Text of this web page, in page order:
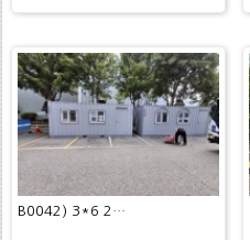
B0042) 3*6 2…